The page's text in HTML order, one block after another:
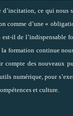
ce qui nous
comme d’une «
il de l’indispensable
formation continue
des nouveaux
numérique, pour
et culture.